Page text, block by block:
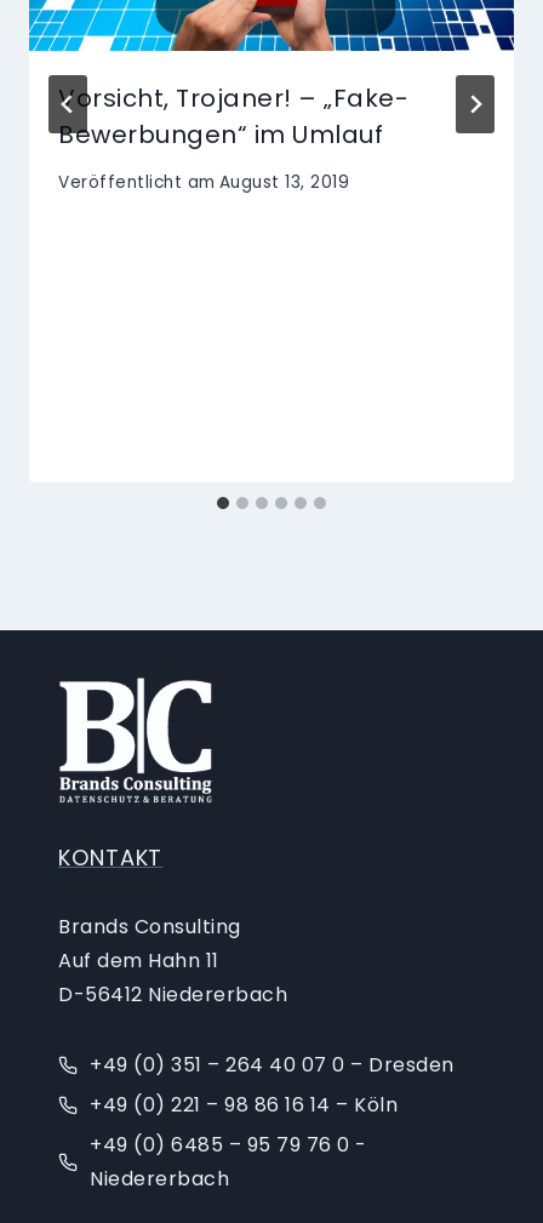
Vorsicht, Trojaner! – „Fake-
Bewerbungen“ im Umlauf
Veröffentlicht am August 13, 2019
KONTAKT
Brands Consulting
Auf dem Hahn 11
D-56412 Niedererbach
+49 (0) 351 – 264 40 07 0 – Dresden
+49 (0) 221 – 98 86 16 14 – Köln
+49 (0) 6485 – 95 79 76 0 -
Niedererbach